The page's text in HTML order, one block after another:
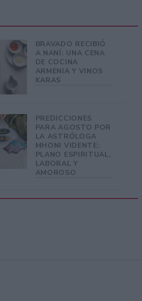
BRAVADO RECIBIÓ
A NANÍ: UNA CENA
DE COCINA
ARMENIA Y VINOS
KARAS
PREDICCIONES
PARA AGOSTO POR
LA ASTRÓLOGA
MHONI VIDENTE:
PLANO ESPIRITUAL,
LABORAL Y
AMOROSO